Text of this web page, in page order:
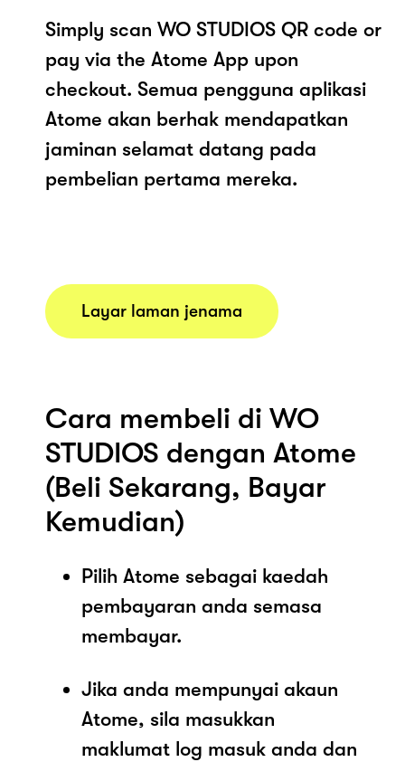
Simply scan WO STUDIOS QR code or
pay via the Atome App upon
checkout. Semua pengguna aplikasi
Atome akan berhak mendapatkan
jaminan selamat datang pada
pembelian pertama mereka.
Layar laman jenama
Cara membeli di WO
STUDIOS dengan Atome
(Beli Sekarang, Bayar
Kemudian)
Pilih Atome sebagai kaedah
pembayaran anda semasa
membayar.
Jika anda mempunyai akaun
Atome, sila masukkan
maklumat log masuk anda dan